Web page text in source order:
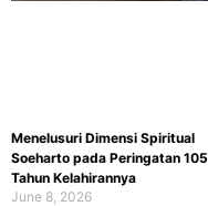
Menelusuri Dimensi Spiritual
Soeharto pada Peringatan 105
Tahun Kelahirannya
June 8, 2026